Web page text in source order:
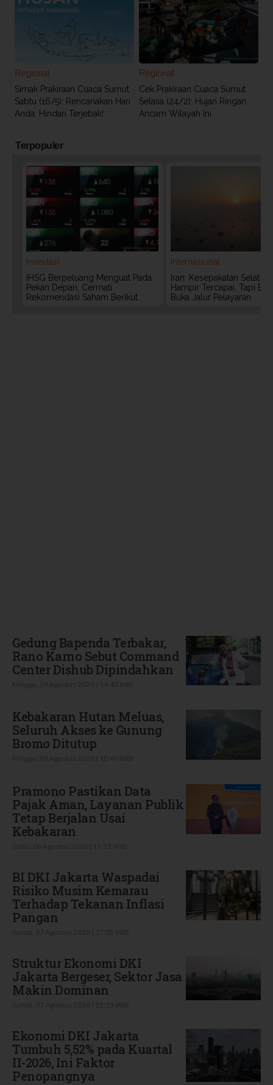
Regional
Simak Prakiraan Cuaca Sumut
Sabtu (16/5): Rencanakan Hari
Anda, Hindari Terjebak!
Regional
Cek Prakiraan Cuaca Sumut
Selasa (24/2): Hujan Ringan
Ancam Wilayah Ini
Terpopuler
Investasi
IHSG Berpeluang Menguat Pada
Pekan Depan, Cermati
Rekomendasi Saham Berikut
Internasional
Iran: Kesepakatan Selat
Hampir Tercapai, Tapi
Buka Jalur Pelayaran
Gedung Bapenda Terbakar,
Rano Karno Sebut Command
Center Dishub Dipindahkan
Kebakaran Hutan Meluas,
Seluruh Akses ke Gunung
Bromo Ditutup
Pramono Pastikan Data
Pajak Aman, Layanan Publik
Tetap Berjalan Usai
Kebakaran
BI DKI Jakarta Waspadai
Risiko Musim Kemarau
Terhadap Tekanan Inflasi
Pangan
Struktur Ekonomi DKI
Jakarta Bergeser, Sektor Jasa
Makin Dominan
Ekonomi DKI Jakarta
Tumbuh 5,52% pada Kuartal
II-2026, Ini Faktor
Penopangnya